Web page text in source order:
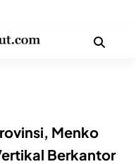
Menko
Berkantor